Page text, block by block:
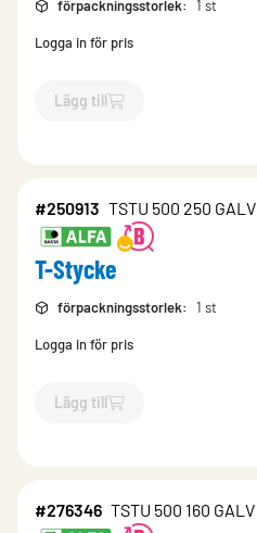
förpackningsstorlek: 1 st
Logga in för pris
Lägg till
`$Lägg till
#250913 TSTU 500 250 GALV
T-Stycke
förpackningsstorlek: 1 st
Logga in för pris
Lägg till
`$Lägg till
#276346 TSTU 500 160 GALV